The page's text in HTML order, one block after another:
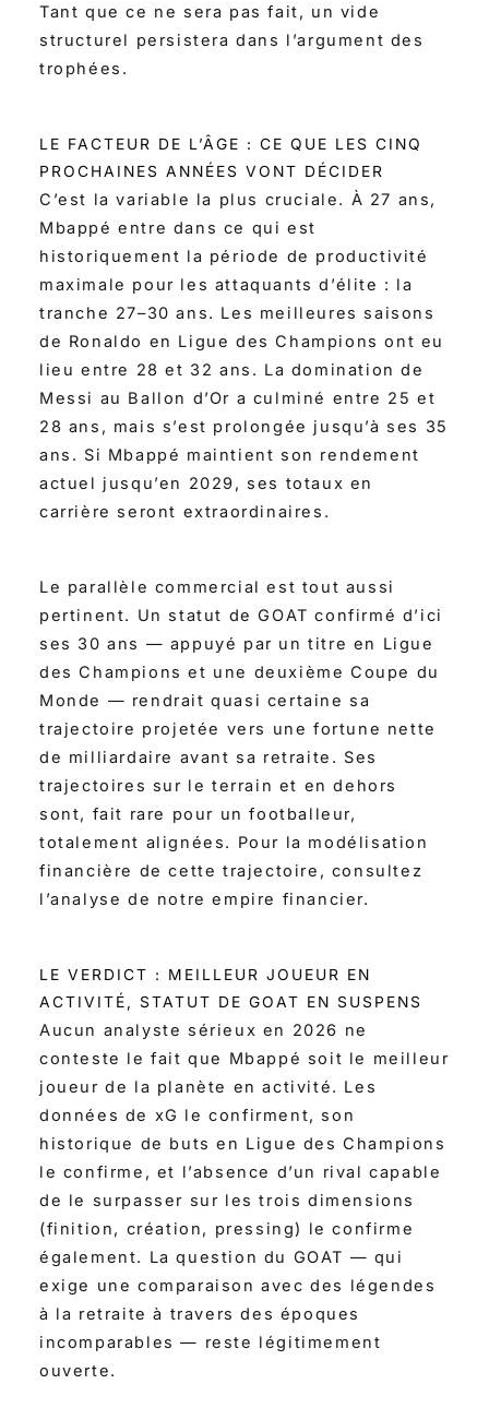
Tant que ce ne sera pas fait, un vide
structurel persistera dans l’argument des
trophées.
LE FACTEUR DE L’ÂGE : CE QUE LES CINQ
PROCHAINES ANNÉES VONT DÉCIDER
C’est la variable la plus cruciale. À 27 ans,
Mbappé entre dans ce qui est
historiquement la période de productivité
maximale pour les attaquants d’élite : la
tranche 27–30 ans. Les meilleures saisons
de Ronaldo en Ligue des Champions ont eu
lieu entre 28 et 32 ans. La domination de
Messi au Ballon d’Or a culminé entre 25 et
28 ans, mais s’est prolongée jusqu’à ses 35
ans. Si Mbappé maintient son rendement
actuel jusqu’en 2029, ses totaux en
carrière seront extraordinaires.
Le parallèle commercial est tout aussi
pertinent. Un statut de GOAT confirmé d’ici
ses 30 ans — appuyé par un titre en Ligue
des Champions et une deuxième Coupe du
Monde — rendrait quasi certaine sa
trajectoire projetée vers une fortune nette
de milliardaire avant sa retraite. Ses
trajectoires sur le terrain et en dehors
sont, fait rare pour un footballeur,
totalement alignées. Pour la modélisation
financière de cette trajectoire, consultez
l’analyse de notre empire financier.
LE VERDICT : MEILLEUR JOUEUR EN
ACTIVITÉ, STATUT DE GOAT EN SUSPENS
Aucun analyste sérieux en 2026 ne
conteste le fait que Mbappé soit le meilleur
joueur de la planète en activité. Les
données de xG le confirment, son
historique de buts en Ligue des Champions
le confirme, et l’absence d’un rival capable
de le surpasser sur les trois dimensions
(finition, création, pressing) le confirme
également. La question du GOAT — qui
exige une comparaison avec des légendes
à la retraite à travers des époques
incomparables — reste légitimement
ouverte.